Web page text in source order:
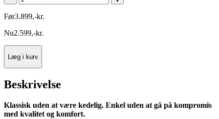
Før3.899,-kr.
Nu2.599,-kr.
Læg i kurv
Beskrivelse
Klassisk uden at være kedelig. Enkel uden at gå på kompromis
med kvalitet og komfort.